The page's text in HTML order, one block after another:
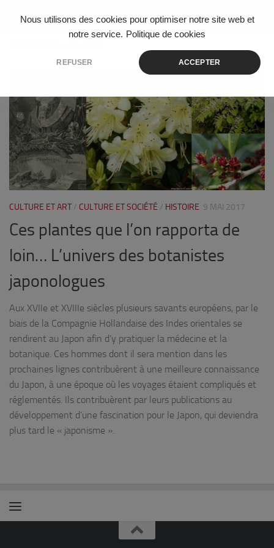
Nous utilisons des cookies pour optimiser notre site web et
notre service. Politique de cookies
REFUSER ACCEPTER
Skip to content
CULTURE ET ART / CULTURE ET SOCIÉTÉ / HISTOIRE 9 MAI 2017
Ces plantes que l’on rapporta de
loin… L’univers des botanistes
japonologues
Aux XVIIe et XVIIIe siècles plusieurs savants européens, par le
biais de la Compagnie Hollandaise des Indes orientales se
rendirent au Japon afin d’y pratiquer la médecine et la
botanique. Ces hommes dont il sera mention dans les
prochaines lignes contribuèrent à une meilleure connaissance
du Japon, à une époque où les voyages étaient compliqués et
réglementés. Ils contribuèrent par leurs publications au
développement d’une fascination pour le Japon, qui deviendra
plus tard le « japonisme ».